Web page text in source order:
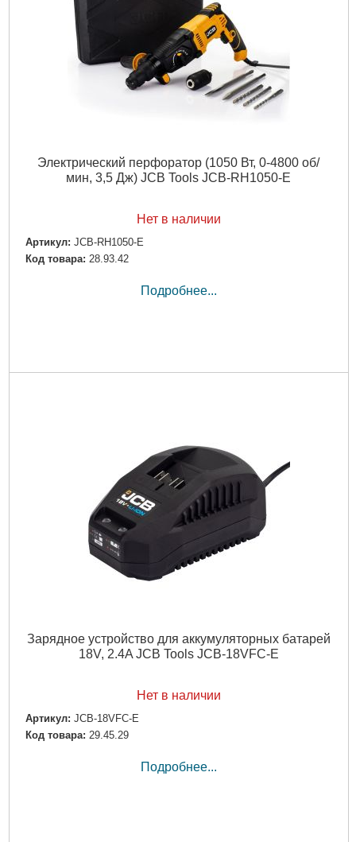
Электрический перфоратор (1050 Вт, 0-4800 об/
мин, 3,5 Дж) JCB Tools JCB-RH1050-E
Нет в наличии
Артикул: JCB-RH1050-E
Код товара: 28.93.42
Подробнее...
Зарядное устройство для аккумуляторных батарей
18V, 2.4A JCB Tools JCB-18VFC-E
Нет в наличии
Артикул: JCB-18VFC-E
Код товара: 29.45.29
Подробнее...